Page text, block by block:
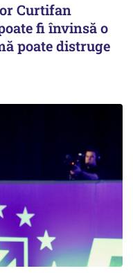
Curtifan
fi învinsă o
poate distruge